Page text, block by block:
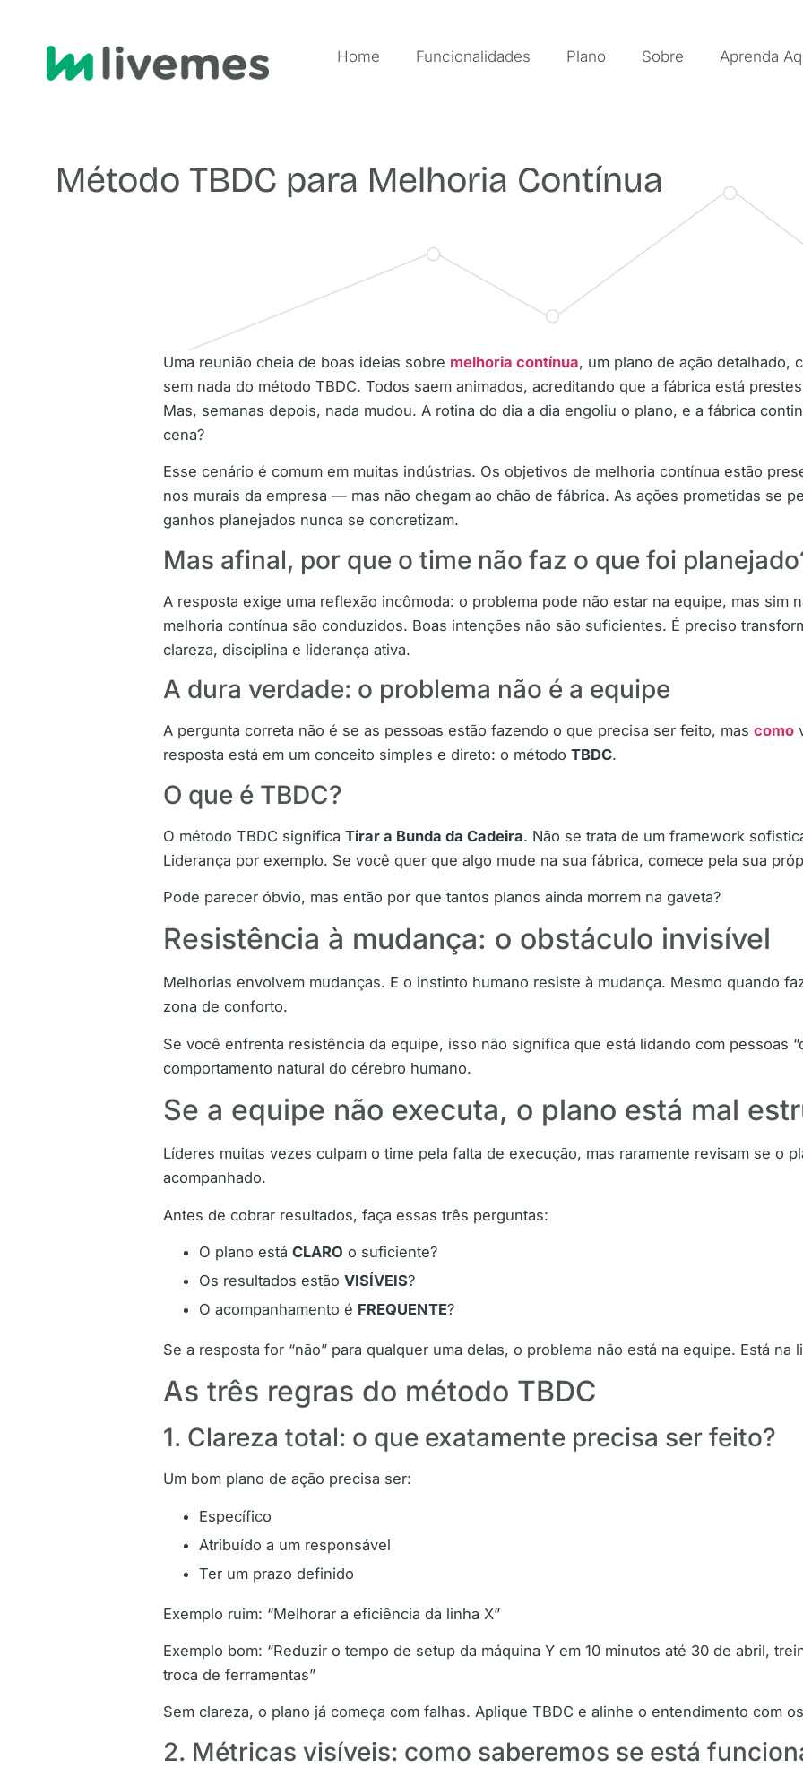
Home Funcionalidades Plano Sobre Aprenda
Método TBDC para Melhoria Contínua
Uma reunião cheia de boas ideias sobre melhoria contínua, um plano de ação detalhado,
sem nada do método TBDC. Todos saem animados, acreditando que a fábrica está
Mas, semanas depois, nada mudou. A rotina do dia a dia engoliu o plano, e a fábrica
cena?
Esse cenário é comum em muitas indústrias. Os objetivos de melhoria contínua estão
nos murais da empresa — mas não chegam ao chão de fábrica. As ações prometidas se
ganhos planejados nunca se concretizam.
Mas afinal, por que o time não faz o que foi
A resposta exige uma reflexão incômoda: o problema pode não estar na equipe, mas sim
melhoria contínua são conduzidos. Boas intenções não são suficientes. É preciso
clareza, disciplina e liderança ativa.
A dura verdade: o problema não é a equipe
A pergunta correta não é se as pessoas estão fazendo o que precisa ser feito, mas como
resposta está em um conceito simples e direto: o método TBDC.
O que é TBDC?
O método TBDC significa Tirar a Bunda da Cadeira. Não se trata de um framework
Liderança por exemplo. Se você quer que algo mude na sua fábrica, comece pela sua
Pode parecer óbvio, mas então por que tantos planos ainda morrem na gaveta?
Resistência à mudança: o obstáculo invisível
Melhorias envolvem mudanças. E o instinto humano resiste à mudança. Mesmo quando
zona de conforto.
Se você enfrenta resistência da equipe, isso não significa que está lidando com pessoas
comportamento natural do cérebro humano.
Se a equipe não executa, o plano está mal
Líderes muitas vezes culpam o time pela falta de execução, mas raramente revisam se o
acompanhado.
Antes de cobrar resultados, faça essas três perguntas:
O plano está CLARO o suficiente?
Os resultados estão VISÍVEIS?
O acompanhamento é FREQUENTE?
Se a resposta for “não” para qualquer uma delas, o problema não está na equipe. Está na
As três regras do método TBDC
1. Clareza total: o que exatamente precisa ser feito?
Um bom plano de ação precisa ser:
Específico
Atribuído a um responsável
Ter um prazo definido
Exemplo ruim: “Melhorar a eficiência da linha X”
Exemplo bom: “Reduzir o tempo de setup da máquina Y em 10 minutos até 30 de abril,
troca de ferramentas”
Sem clareza, o plano já começa com falhas. Aplique TBDC e alinhe o entendimento com
2. Métricas visíveis: como saberemos se está